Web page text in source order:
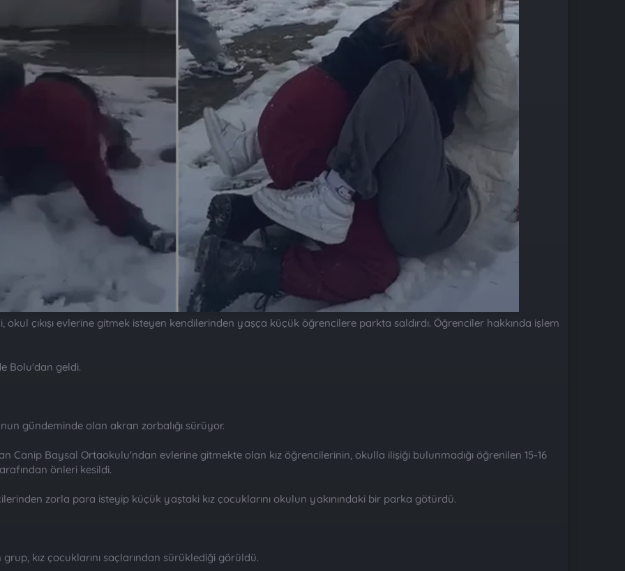
okul çıkışı evlerine gitmek isteyen kendilerinden yaşça küçük öğrencilere parkta saldırdı. Öğrenciler hakkında işlem
Bolu'dan geldi.
gündeminde olan akran zorbalığı sürüyor.
Canip Baysal Ortaokulu'ndan evlerine gitmekte olan kız öğrencilerinin, okulla ilişiği bulunmadığı öğrenilen 15-16
önleri kesildi.
zorla para isteyip küçük yaştaki kız çocuklarını okulun yakınındaki bir parka götürdü.
kız çocuklarını saçlarından sürüklediği görüldü.